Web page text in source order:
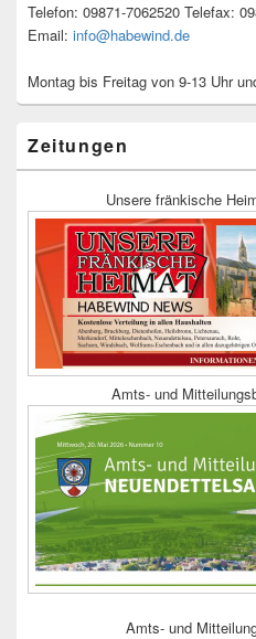
Telefon: 09871-7062520 Telefax:
Email: info@habewind.de
Montag bis Freitag von 9-13 Uhr
Zeitungen
Unsere fränkische
Amts- und
Amts- und